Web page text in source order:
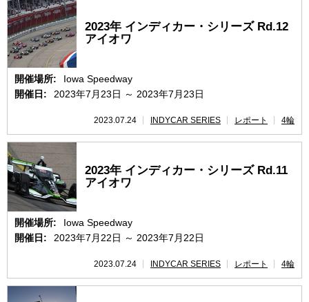
2023年 インディカー・シリーズ Rd.12
アイオワ
開催場所:
Iowa Speedway
開催日:
2023年7月23日 ～ 2023年7月23日
2023.07.24 INDYCAR SERIES レポート 4輪
2023年 インディカー・シリーズ Rd.11
アイオワ
開催場所:
Iowa Speedway
開催日:
2023年7月22日 ～ 2023年7月22日
2023.07.24 INDYCAR SERIES レポート 4輪